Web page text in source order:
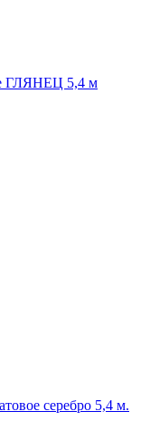
ГЛЯНЕЦ 5,4 м
серебро 5,4 м.